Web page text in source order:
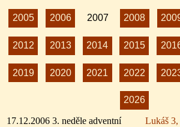
2005 2006 2007 2008
2012 2013 2014 2015
2019 2020 2021 2022
2026
17.12.2006 3. neděle adventní
Lukáš